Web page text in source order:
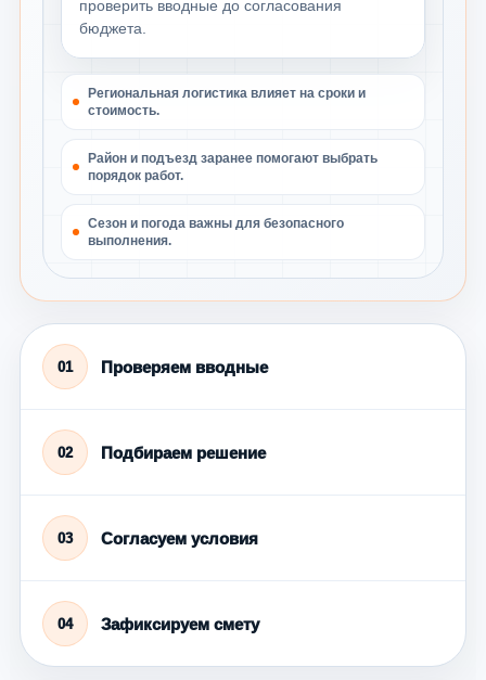
проверить вводные до согласования
бюджета.
Региональная логистика влияет на сроки и
стоимость.
Район и подъезд заранее помогают выбрать
порядок работ.
Сезон и погода важны для безопасного
выполнения.
01 Проверяем вводные
02 Подбираем решение
03 Согласуем условия
04 Зафиксируем смету